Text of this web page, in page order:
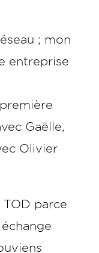
; mon
entreprise
Gaëlle,
Olivier
TOD parce